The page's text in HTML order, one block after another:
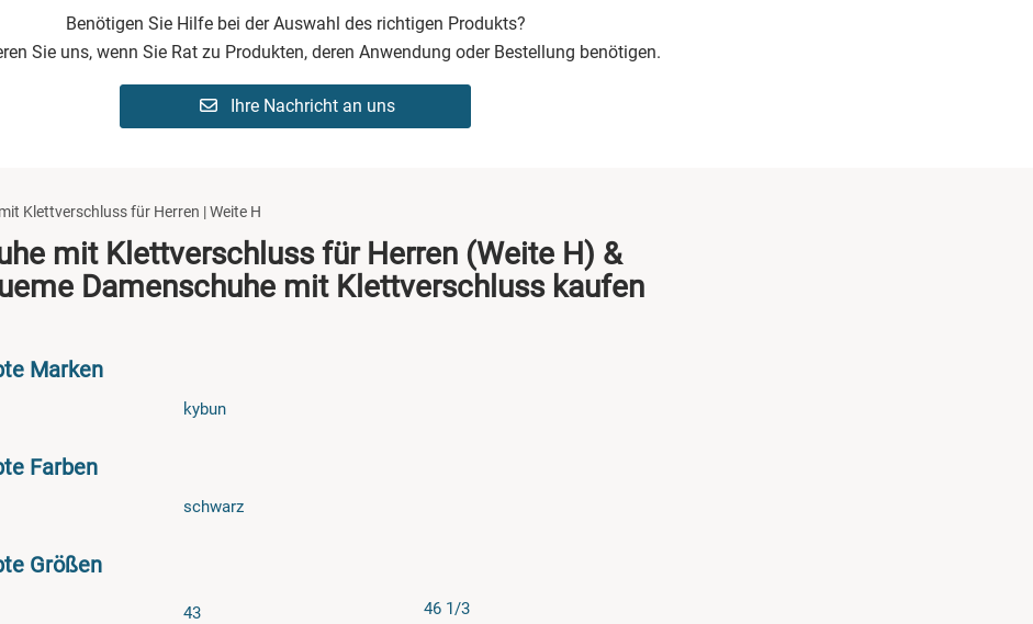
Benötigen Sie Hilfe bei der Auswahl des richtigen Produkts?
Sie uns, wenn Sie Rat zu Produkten, deren Anwendung oder Bestellung benötigen.
Ihre Nachricht an uns
Klettverschluss für Herren | Weite H
mit Klettverschluss für Herren (Weite H) &
Damenschuhe mit Klettverschluss kaufen
Marken
kybun
Farben
schwarz
Größen
43
46 1/3